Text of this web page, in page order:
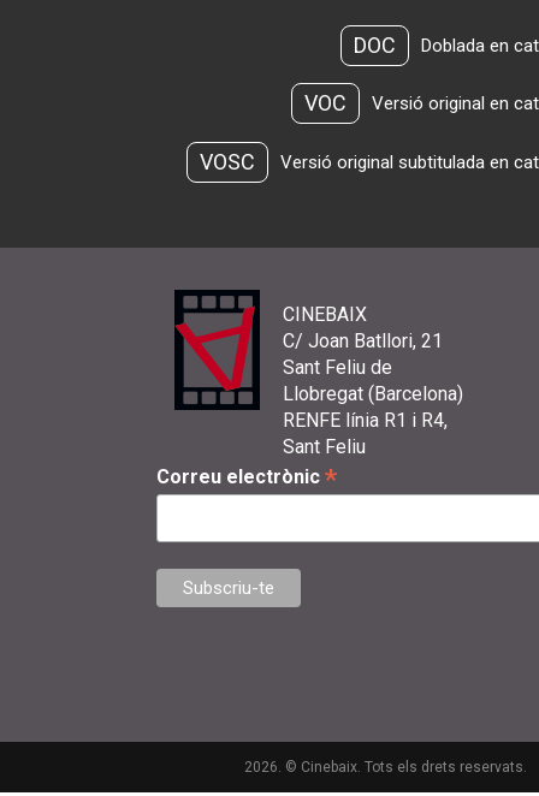
DOC Doblada en
VOC Versió original en
VOSC Versió original subtitulada en
CINEBAIX
C/ Joan Batllori, 21
Sant Feliu de
Llobregat (Barcelona)
RENFE línia R1 i R4,
Sant Feliu
Correu electrònic *
2026. © Cinebaix. Tots els drets reservats.